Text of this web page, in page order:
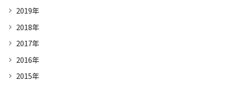
2019年
2018年
2017年
2016年
2015年